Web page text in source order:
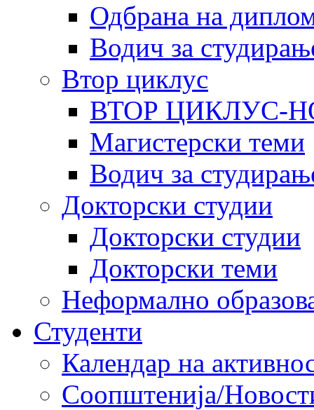
Одбрана на
Водич за
Втор циклус
ВТОР ЦИКЛУС-
Магистерски теми
Водич за
Докторски студии
Докторски студии
Докторски теми
Неформално
Студенти
Календар на
Соопштенија/